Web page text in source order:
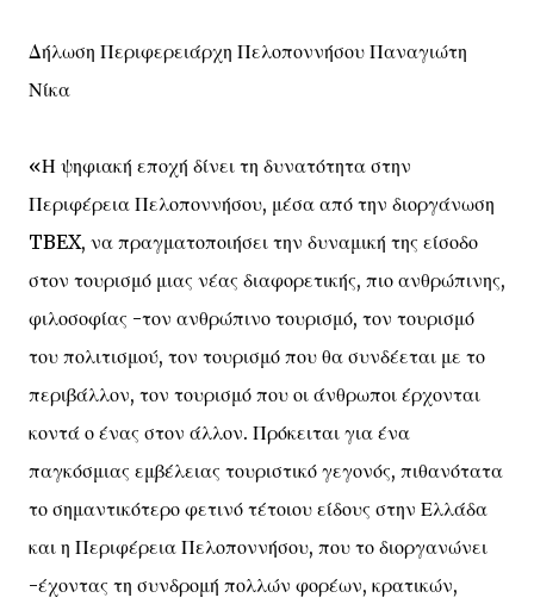
Δήλωση Περιφερειάρχη Πελοποννήσου Παναγιώτη
Νίκα
«Η ψηφιακή εποχή δίνει τη δυνατότητα στην
Περιφέρεια Πελοποννήσου, μέσα από την διοργάνωση
TBEX, να πραγματοποιήσει την δυναμική της είσοδο
στον τουρισμό μιας νέας διαφορετικής, πιο ανθρώπινης,
φιλοσοφίας -τον ανθρώπινο τουρισμό, τον τουρισμό
του πολιτισμού, τον τουρισμό που θα συνδέεται με το
περιβάλλον, τον τουρισμό που οι άνθρωποι έρχονται
κοντά ο ένας στον άλλον. Πρόκειται για ένα
παγκόσμιας εμβέλειας τουριστικό γεγονός, πιθανότατα
το σημαντικότερο φετινό τέτοιου είδους στην Ελλάδα
και η Περιφέρεια Πελοποννήσου, που το διοργανώνει
-έχοντας τη συνδρομή πολλών φορέων, κρατικών,